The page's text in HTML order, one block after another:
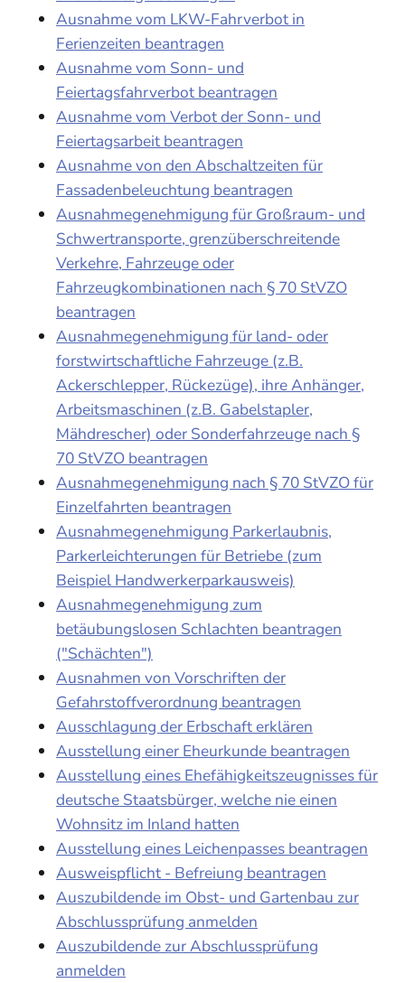
Ausnahme vom LKW-Fahrverbot in
Ferienzeiten beantragen
Ausnahme vom Sonn- und
Feiertagsfahrverbot beantragen
Ausnahme vom Verbot der Sonn- und
Feiertagsarbeit beantragen
Ausnahme von den Abschaltzeiten für
Fassadenbeleuchtung beantragen
Ausnahmegenehmigung für Großraum- und
Schwertransporte, grenzüberschreitende
Verkehre, Fahrzeuge oder
Fahrzeugkombinationen nach § 70 StVZO
beantragen
Ausnahmegenehmigung für land- oder
forstwirtschaftliche Fahrzeuge (z.B.
Ackerschlepper, Rückezüge), ihre Anhänger,
Arbeitsmaschinen (z.B. Gabelstapler,
Mähdrescher) oder Sonderfahrzeuge nach §
70 StVZO beantragen
Ausnahmegenehmigung nach § 70 StVZO für
Einzelfahrten beantragen
Ausnahmegenehmigung Parkerlaubnis,
Parkerleichterungen für Betriebe (zum
Beispiel Handwerkerparkausweis)
Ausnahmegenehmigung zum
betäubungslosen Schlachten beantragen
("Schächten")
Ausnahmen von Vorschriften der
Gefahrstoffverordnung beantragen
Ausschlagung der Erbschaft erklären
Ausstellung einer Eheurkunde beantragen
Ausstellung eines Ehefähigkeitszeugnisses für
deutsche Staatsbürger, welche nie einen
Wohnsitz im Inland hatten
Ausstellung eines Leichenpasses beantragen
Ausweispflicht - Befreiung beantragen
Auszubildende im Obst- und Gartenbau zur
Abschlussprüfung anmelden
Auszubildende zur Abschlussprüfung
anmelden